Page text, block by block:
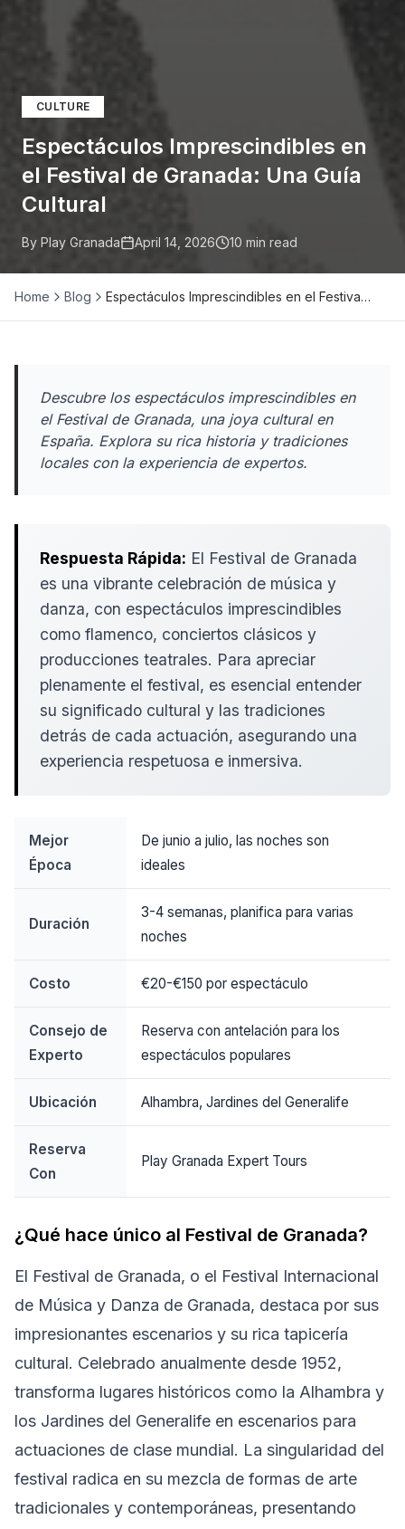
CULTURE
Espectáculos Imprescindibles en
el Festival de Granada: Una Guía
Cultural
By Play Granada April 14, 2026 10 min read
Home Blog Espectáculos Imprescindibles en el Festiva…
Descubre los espectáculos imprescindibles en
el Festival de Granada, una joya cultural en
España. Explora su rica historia y tradiciones
locales con la experiencia de expertos.
Respuesta Rápida: El Festival de Granada
es una vibrante celebración de música y
danza, con espectáculos imprescindibles
como flamenco, conciertos clásicos y
producciones teatrales. Para apreciar
plenamente el festival, es esencial entender
su significado cultural y las tradiciones
detrás de cada actuación, asegurando una
experiencia respetuosa e inmersiva.
Mejor
Época
De junio a julio, las noches son
ideales
Duración
3-4 semanas, planifica para varias
noches
Costo €20-€150 por espectáculo
Consejo de
Experto
Reserva con antelación para los
espectáculos populares
Ubicación Alhambra, Jardines del Generalife
Reserva
Con
Play Granada Expert Tours
¿Qué hace único al Festival de Granada?
El Festival de Granada, o el Festival Internacional
de Música y Danza de Granada, destaca por sus
impresionantes escenarios y su rica tapicería
cultural. Celebrado anualmente desde 1952,
transforma lugares históricos como la Alhambra y
los Jardines del Generalife en escenarios para
actuaciones de clase mundial. La singularidad del
festival radica en su mezcla de formas de arte
tradicionales y contemporáneas, presentando